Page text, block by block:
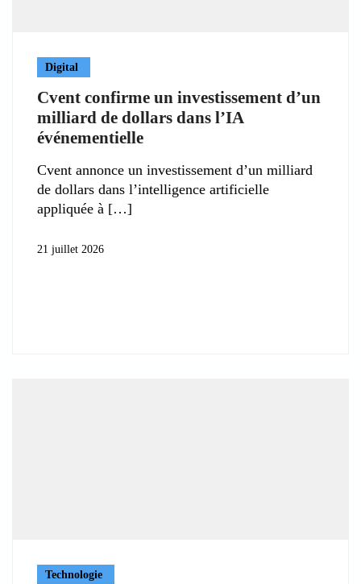
Digital
Cvent confirme un investissement d’un
milliard de dollars dans l’IA
événementielle
Cvent annonce un investissement d’un milliard
de dollars dans l’intelligence artificielle
appliquée à
21 juillet 2026
Technologie